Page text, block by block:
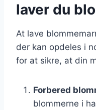
laver du
At lave
der kan opdeles i
for at sikre, at din
Forbered
blommerne i